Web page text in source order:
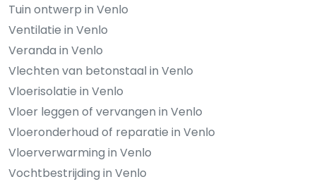
Tuin ontwerp in Venlo
Ventilatie in Venlo
Veranda in Venlo
Vlechten van betonstaal in Venlo
Vloerisolatie in Venlo
Vloer leggen of vervangen in Venlo
Vloeronderhoud of reparatie in Venlo
Vloerverwarming in Venlo
Vochtbestrijding in Venlo